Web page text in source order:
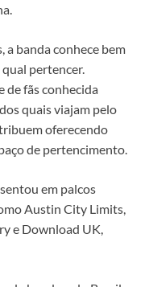
a banda conhece bem
qual pertencer.
de fãs conhecida
quais viajam pelo
oferecendo
de pertencimento.
em palcos
Austin City Limits,
e Download UK,